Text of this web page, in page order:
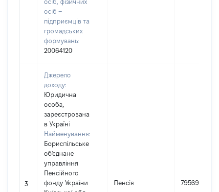
осіб, фізичних
осіб –
підприємців та
громадських
формувань:
20064120
3
Джерело
доходу:
Юридична
особа,
зареєстрована
в Україні
Найменування:
Бориспільське
об'єднане
управління
Пенсійного
фонду України
Пенсія 79569